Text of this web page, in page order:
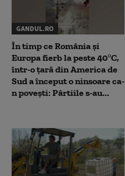
GANDUL.RO
În timp ce România și
Europa fierb la peste 40°C,
într-o țară din America de
Sud a început o ninsoare ca-
n povești: Pârtiile s-au...